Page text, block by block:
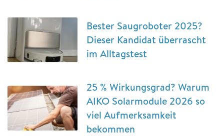
Bester Saugroboter 2025?
Dieser Kandidat überrascht
im Alltagstest
25 % Wirkungsgrad? Warum
AIKO Solarmodule 2026 so
viel Aufmerksamkeit
bekommen